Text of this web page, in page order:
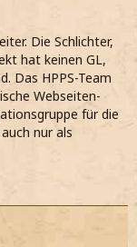
Die Schlichter,
hat keinen GL,
Das HPPS-Team
Webseiten-
für die
nur als